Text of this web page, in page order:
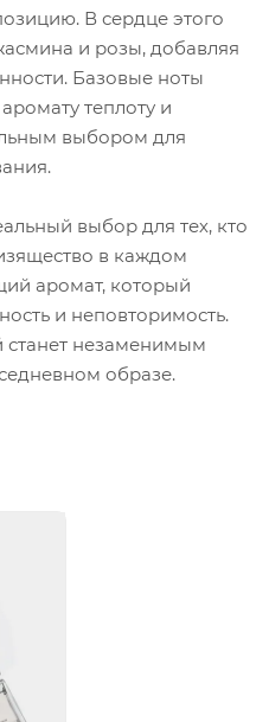
В сердце этого
и розы, добавляя
Базовые ноты
теплоту и
выбором для
выбор для тех, кто
в каждом
аромат, который
и неповторимость.
незаменимым
образе.